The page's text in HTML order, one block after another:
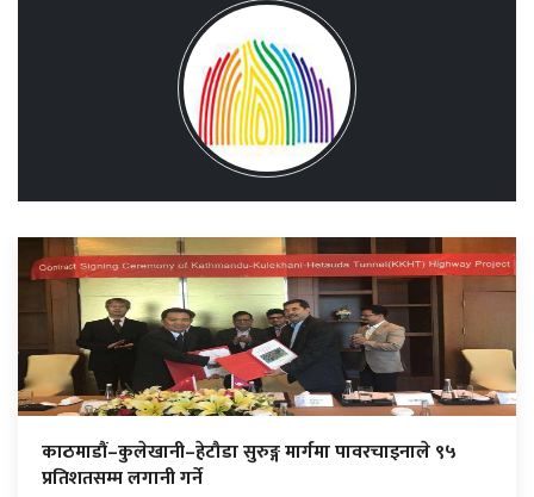
काठमाडौं–कुलेखानी–हेटौडा सुरुङ्ग मार्गमा पावरचाइनाले ९५
प्रतिशतसम्म लगानी गर्ने